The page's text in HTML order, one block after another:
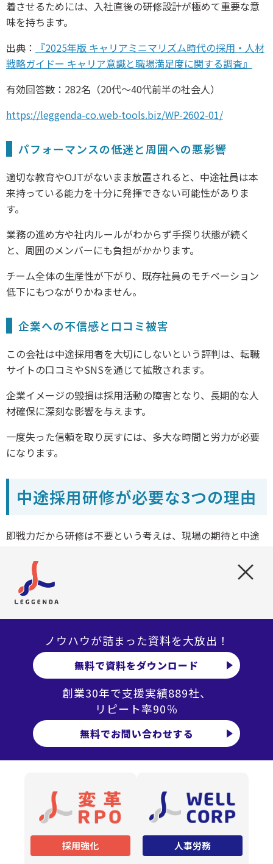
×
ノウハウが詰まった資料を大放出！
無料で資料をダウンロード
創業30年で支援実績889社、
リピート率90％
無料でお問い合わせする
採用強化 人事労務
着させるためには、入社直後の研修設計が極めて重要な意
味を持ちます。
出典：
『2025年版 キャリアミニマリズム時代の採用・人材
戦略ガイドー キャリア意識と職場満足度に関する調査』
有効回答数：282名（20代〜40代前半の社会人）
https://leggenda-co.web-tools.biz/WP-2602-01/
パフォーマンスの低迷と周囲への悪影響
適切な教育やOJTがないまま放置されると、中途社員は本
来持っている能力を十分に発揮できない可能性がありま
す。
業務の進め方や社内ルールがわからず手探り状態が続く
と、周囲のメンバーにも負担がかかります。
チーム全体の生産性が下がり、既存社員のモチベーション
低下にもつながりかねません。
企業への不信感と口コミ被害
この会社は中途採用者を大切にしないという評判は、転職
サイトの口コミやSNSを通じて拡散されます。
企業イメージの毀損は採用活動の障害となり、長期的な人
材確保に深刻な影響を与えます。
一度失った信頼を取り戻すには、多大な時間と労力が必要
になります。
中途採用研修が必要な3つの理由
即戦力だから研修は不要という考えは、現場の期待と中途
中途採用者が早期に定着し、組織で活躍するためには戦略
的なオンボーディング設計が不可欠になります。
ここでは、なぜ中途社員にも研修が必要なのか、その本質
的な理由を解説します。
即戦力という期待値のギャップを埋めるため
中途採用者はスキルや経験を持っていても、それが自社の
業務フローや文化にそのまま適合するとは限りません。
前職との違いによる戸惑いを最小化し、自社独自のやり方
下につながる可能性があります。
新しい環境での居場所を確立することは、スキル習得以上